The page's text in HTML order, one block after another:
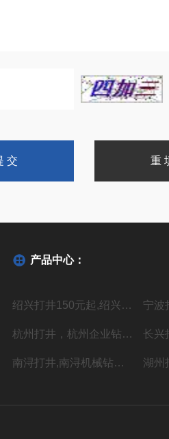
产品中心：
绍兴打井150元起,绍兴机器钻水井施工单位
杭州打井，杭州企业钻井，上门施工价格低
南浔打井,南浔机械钻岩石水深水井